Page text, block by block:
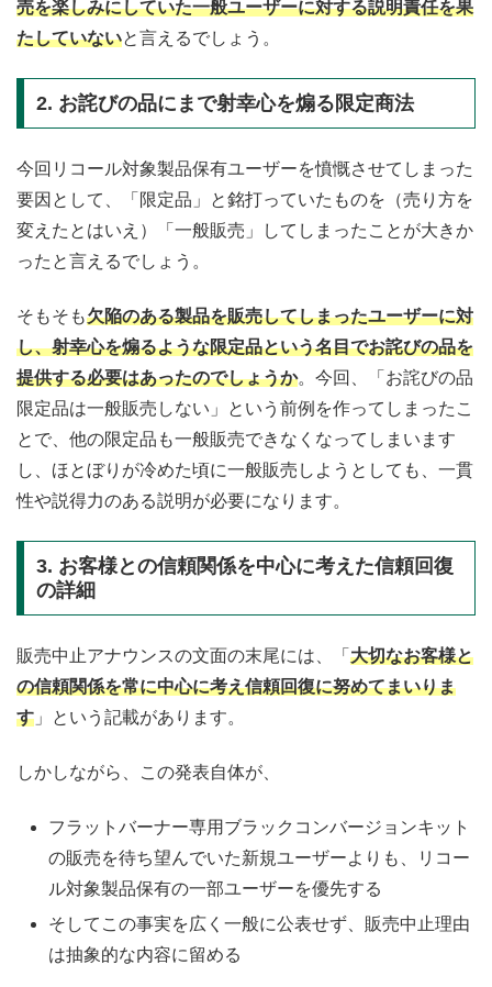
売を楽しみにしていた一般ユーザーに対する説明責任を果
たしていないと言えるでしょう。
2. お詫びの品にまで射幸心を煽る限定商法
今回リコール対象製品保有ユーザーを憤慨させてしまった
要因として、「限定品」と銘打っていたものを（売り方を
変えたとはいえ）「一般販売」してしまったことが大きか
ったと言えるでしょう。
そもそも欠陥のある製品を販売してしまったユーザーに対
し、射幸心を煽るような限定品という名目でお詫びの品を
提供する必要はあったのでしょうか。今回、「お詫びの品
限定品は一般販売しない」という前例を作ってしまったこ
とで、他の限定品も一般販売できなくなってしまいます
し、ほとぼりが冷めた頃に一般販売しようとしても、一貫
性や説得力のある説明が必要になります。
3. お客様との信頼関係を中心に考えた信頼回復
の詳細
販売中止アナウンスの文面の末尾には、「 大切なお客様と
の信頼関係を常に中心に考え信頼回復に努めてまいりま
す 」という記載があります。
しかしながら、この発表自体が、
フラットバーナー専用ブラックコンバージョンキット
の販売を待ち望んでいた新規ユーザーよりも、リコー
ル対象製品保有の一部ユーザーを優先する
そしてこの事実を広く一般に公表せず、販売中止理由
は抽象的な内容に留める